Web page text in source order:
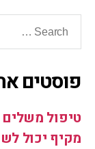
פוסטים
טיפול משלים
מקיף יכול